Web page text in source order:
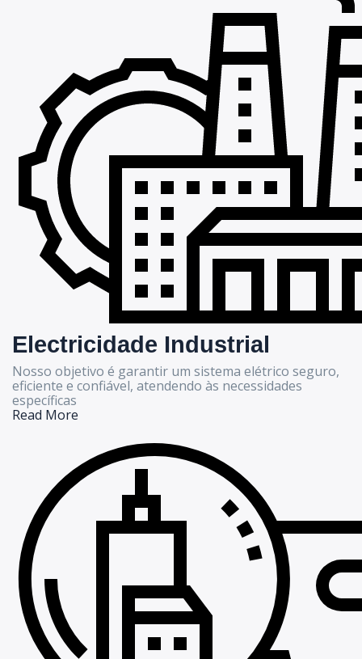
Electricidade Industrial
Nosso objetivo é garantir um sistema elétrico seguro,
eficiente e confiável, atendendo às necessidades
específicas
Read More